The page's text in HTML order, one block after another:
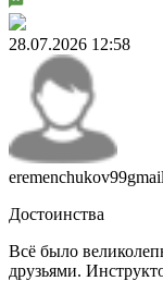
28.07.2026 12:58
Достоинства
Всё было
друзьями.